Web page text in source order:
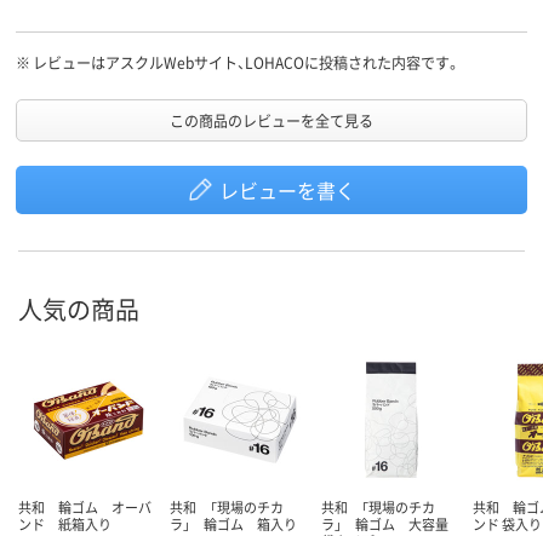
※ レビューはアスクルWebサイト、LOHACOに投稿された内容です。
この商品のレビューを全て見る
レビューを書く
人気の商品
共和 輪ゴム オーバ
ンド 紙箱入り
共和 「現場のチカ
ラ」 輪ゴム 箱入り
共和 「現場のチカ
ラ」 輪ゴム 大容量
共和 輪
ンド 袋入り